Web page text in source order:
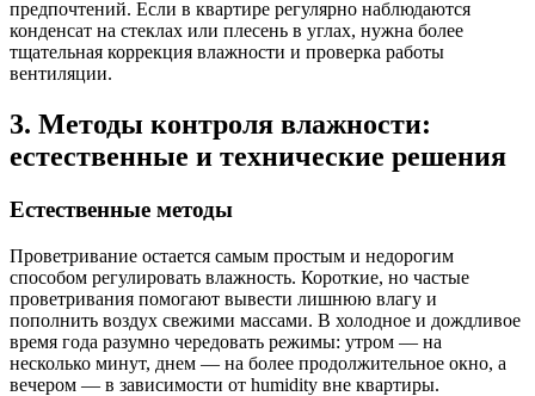
предпочтений. Если в квартире регулярно наблюдаются
конденсат на стеклах или плесень в углах, нужна более
тщательная коррекция влажности и проверка работы
вентиляции.
3. Методы контроля влажности:
естественные и технические решения
Естественные методы
Проветривание остается самым простым и недорогим
способом регулировать влажность. Короткие, но частые
проветривания помогают вывести лишнюю влагу и
пополнить воздух свежими массами. В холодное и дождливое
время года разумно чередовать режимы: утром — на
несколько минут, днем — на более продолжительное окно, а
вечером — в зависимости от humidity вне квартиры.